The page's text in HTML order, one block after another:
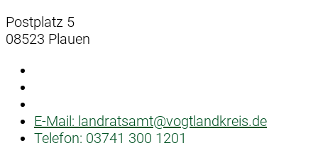
Postplatz 5
08523 Plauen
E-Mail: landratsamt@vogtlandkreis.de
Telefon: 03741 300 1201